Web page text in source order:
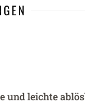
und leichte